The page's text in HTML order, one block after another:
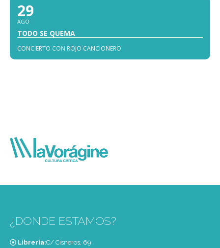
29
AGO
TODO SE QUEMA
CONCIERTO CON ROJO CANCIONERO
¿DONDE ESTAMOS?
Librería:C/ Cisneros, 69